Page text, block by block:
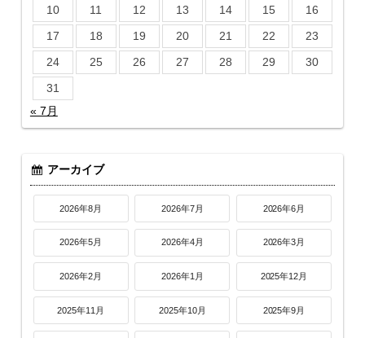
10
11 12 13 14 15
16
17
18 19 20 21 22
23
24
25 26 27 28 29
30
31
« 7月
アーカイブ
2026年8月 2026年7月 2026年6月
2026年5月 2026年4月 2026年3月
2026年2月 2026年1月 2025年12月
2025年11月 2025年10月 2025年9月